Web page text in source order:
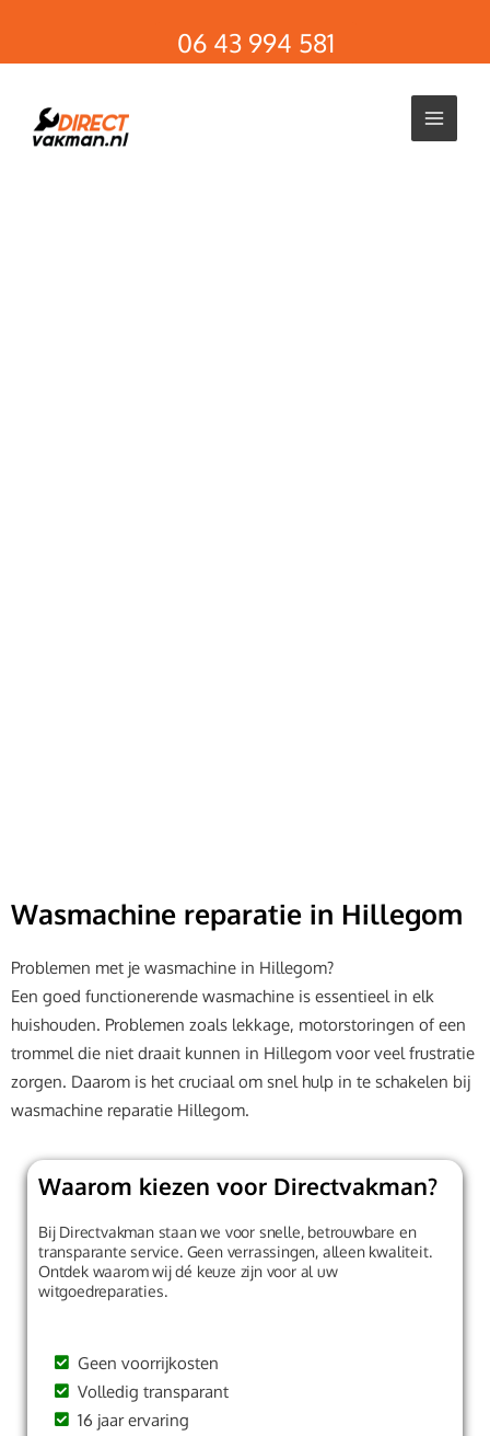
de
06 43 994 581
Wasmachine reparatie in Hillegom
Problemen met je wasmachine in Hillegom?
Een goed functionerende wasmachine is essentieel in elk
huishouden. Problemen zoals lekkage, motorstoringen of een
trommel die niet draait kunnen in Hillegom voor veel frustratie
zorgen. Daarom is het cruciaal om snel hulp in te schakelen bij
wasmachine reparatie Hillegom.
Waarom kiezen voor Directvakman?
Bij Directvakman staan we voor snelle, betrouwbare en
transparante service. Geen verrassingen, alleen kwaliteit.
Ontdek waarom wij dé keuze zijn voor al uw
witgoedreparaties.
Geen voorrijkosten
Volledig transparant
16 jaar ervaring